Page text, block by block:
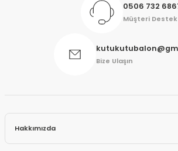
0506 732
Müşteri Destek
Bize Ulaşın
Hakkımızda